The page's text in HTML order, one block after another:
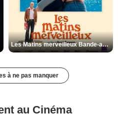
Les Matins merveilleux Bande-annonce VF
à ne pas manquer
au Cinéma